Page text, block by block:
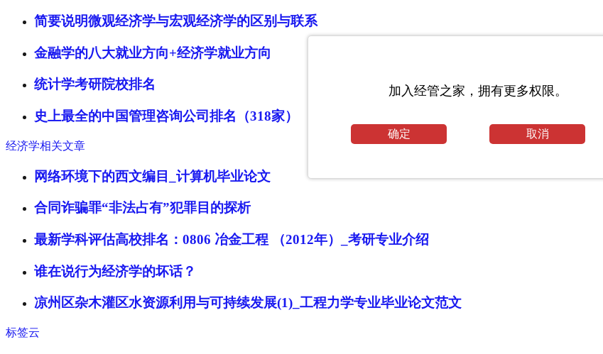
简要说明微观经济学与宏观经济学的区别与联系
金融学的八大就业方向+经济学就业方向
统计学考研院校排名
史上最全的中国管理咨询公司排名（318家）
经济学相关文章
网络环境下的西文编目_计算机毕业论文
合同诈骗罪“非法占有”犯罪目的探析
最新学科评估高校排名：0806 冶金工程 （2012年）_考研专业介绍
谁在说行为经济学的坏话？
凉州区杂木灌区水资源利用与可持续发展(1)_工程力学专业毕业论文范文
标签云
加入经管之家，拥有更多权限。
确定 取消